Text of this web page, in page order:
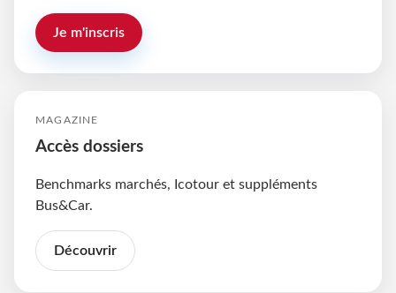
Je m'inscris
MAGAZINE
Accès dossiers
Benchmarks marchés, Icotour et suppléments
Bus&Car.
Découvrir